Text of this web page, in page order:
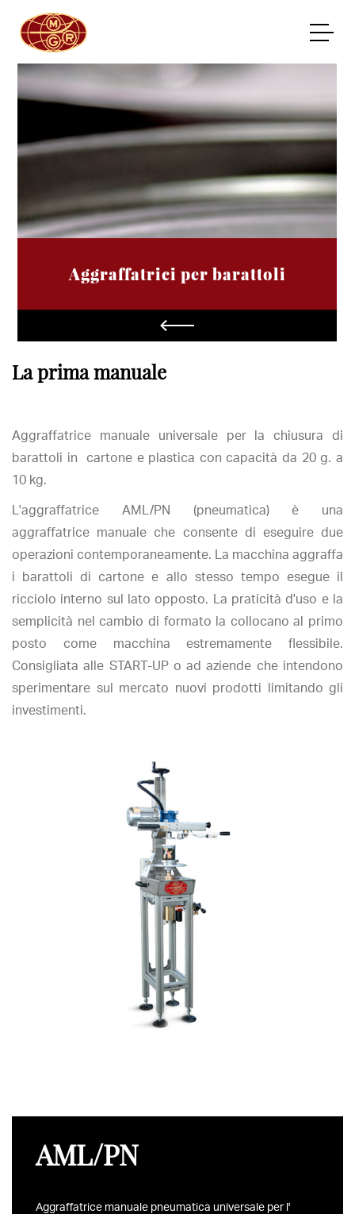
Aggraffatrici per barattoli
La prima manuale
Aggraffatrice manuale universale per la chiusura di
barattoli in cartone e plastica con capacità da 20 g. a
10 kg.
L'aggraffatrice AML/PN (pneumatica) è una
aggraffatrice manuale che consente di eseguire due
operazioni contemporaneamente. La macchina aggraffa
i barattoli di cartone e allo stesso tempo esegue il
ricciolo interno sul lato opposto. La praticità d'uso e la
semplicità nel cambio di formato la collocano al primo
posto come macchina estremamente flessibile.
Consigliata alle START-UP o ad aziende che intendono
sperimentare sul mercato nuovi prodotti limitando gli
investimenti.
AML/PN
Aggraffatrice manuale pneumatica universale per l'